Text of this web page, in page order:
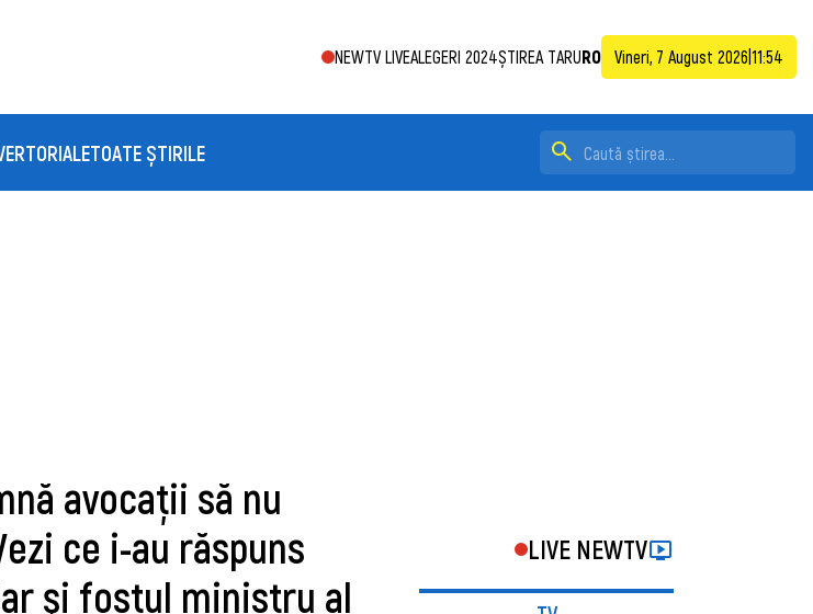
NEWTV LIVEALEGERI 2024ȘTIREA TARURO Vineri, 7 August 2026 11:54
TOATE ȘTIRILE
avocaţii să nu
ce i-au răspuns
şi fostul ministru al
LIVE NEWTV